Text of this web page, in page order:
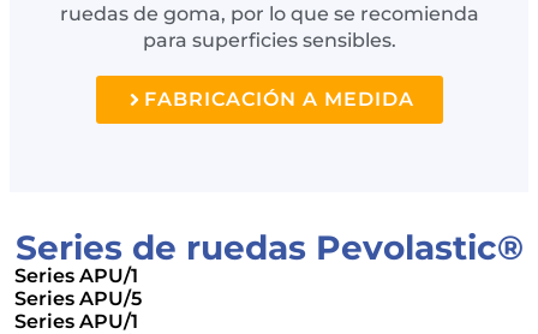
ruedas de goma, por lo que se recomienda
para superficies sensibles.
FABRICACIÓN A MEDIDA
Series de ruedas Pevolastic®
Series APU/1
Series APU/5
Series APU/1